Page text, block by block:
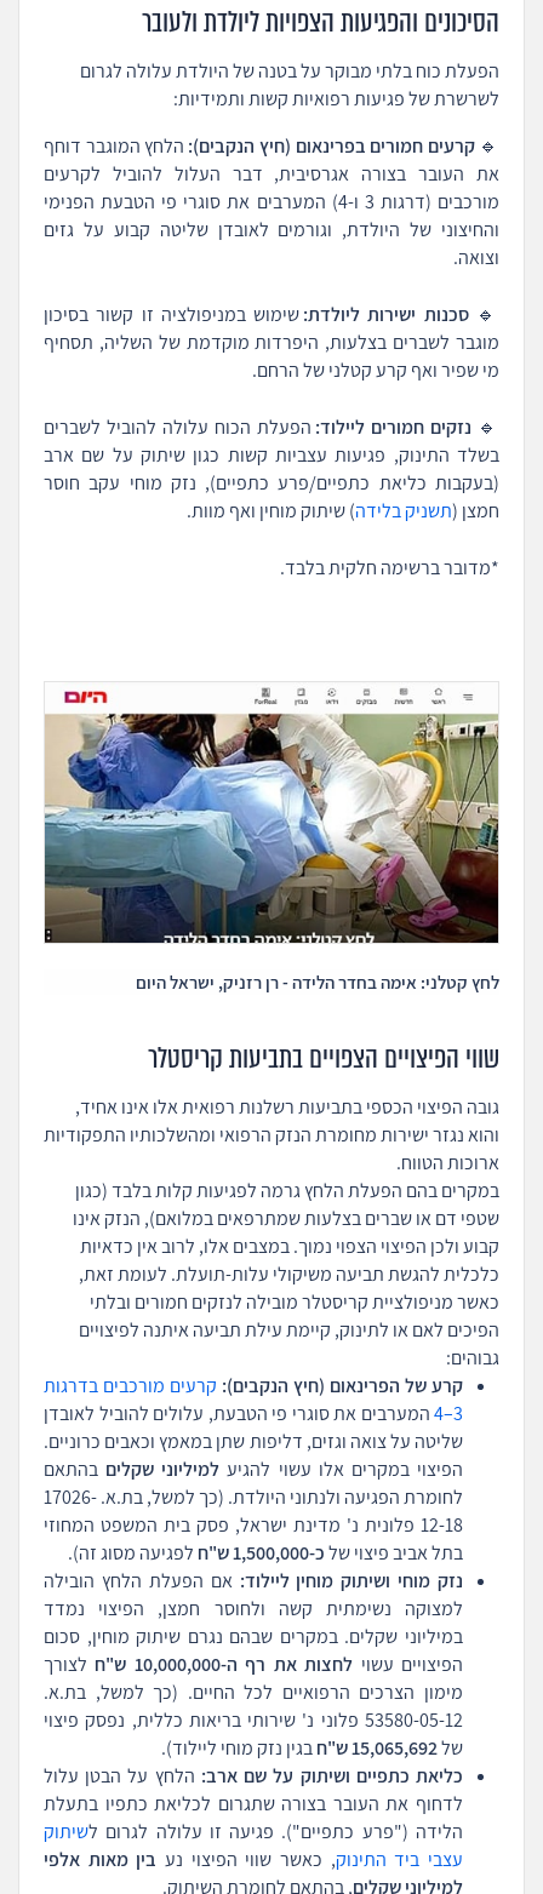
הסיכונים והפגיעות הצפויות ליולדת ולעובר
הפעלת כוח בלתי מבוקר על בטנה של היולדת עלולה לגרום
לשרשרת של פגיעות רפואיות קשות ותמידיות:
🔹קרעים חמורים בפרינאום (חיץ הנקבים): הלחץ המוגבר דוחף
את העובר בצורה אגרסיבית, דבר העלול להוביל לקרעים
מורכבים (דרגות 3 ו-4) המערבים את סוגרי פי הטבעת הפנימי
והחיצוני של היולדת, וגורמים לאובדן שליטה קבוע על גזים
וצואה.
🔹סכנות ישירות ליולדת:שימוש במניפולציה זו קשור בסיכון
מוגבר לשברים בצלעות, היפרדות מוקדמת של השליה, תסחיף
מי שפיר ואף קרע קטלני של הרחם.
🔹 נזקים חמורים ליילוד: הפעלת הכוח עלולה להוביל לשברים
בשלד התינוק, פגיעות עצביות קשות כגון שיתוק על שם ארב
(בעקבות כליאת כתפיים/פרע כתפיים), נזק מוחי עקב חוסר
חמצן (תשניק בלידה) שיתוק מוחין ואף מוות.
*מדובר ברשימה חלקית בלבד.
לחץ קטלני: אימה בחדר הלידה - רן רזניק, ישראל היום
שווי הפיצויים הצפויים בתביעות קריסטלר
גובה הפיצוי הכספי בתביעות רשלנות רפואית אלו אינו אחיד,
והוא נגזר ישירות מחומרת הנזק הרפואי ומהשלכותיו התפקודיות
ארוכות הטווח.
במקרים בהם הפעלת הלחץ גרמה לפגיעות קלות בלבד (כגון
שטפי דם או שברים בצלעות שמתרפאים במלואם), הנזק אינו
קבוע ולכן הפיצוי הצפוי נמוך. במצבים אלו, לרוב אין כדאיות
כלכלית להגשת תביעה משיקולי עלות-תועלת. לעומת זאת,
כאשר מניפולציית קריסטלר מובילה לנזקים חמורים ובלתי
הפיכים לאם או לתינוק, קיימת עילת תביעה איתנה לפיצויים
גבוהים:
קרע של הפרינאום (חיץ הנקבים): קרעים מורכבים בדרגות
3–4
המערבים את סוגרי פי הטבעת, עלולים להוביל לאובדן
שליטה על צואה וגזים, דליפות שתן במאמץ וכאבים כרוניים.
הפיצוי במקרים אלו עשוי להגיע למיליוני שקלים בהתאם
לחומרת הפגיעה ולנתוני היולדת. (כך למשל, בת.א. 17026-
12-18 פלונית נ' מדינת ישראל, פסק בית המשפט המחוזי
בתל אביב פיצוי שלכ-1,500,000 ש"ח
לפגיעה מסוג זה).
נזק מוחי ושיתוק מוחין ליילוד: אם הפעלת הלחץ הובילה
למצוקה נשימתית קשה ולחוסר חמצן, הפיצוי נמדד
במיליוני שקלים. במקרים שבהם נגרם שיתוק מוחין, סכום
הפיצויים עשוי לחצות את רף ה-10,000,000 ש"ח
לצורך
מימון הצרכים הרפואיים לכל החיים. (כך למשל, בת.א.
53580-05-12 פלוני נ' שירותי בריאות כללית, נפסק פיצוי
של15,065,692 ש"ח
בגין נזק מוחי ליילוד).
כליאת כתפיים ושיתוק על שם ארב: הלחץ על הבטן עלול
לדחוף את העובר בצורה שתגרום לכליאת כתפיו בתעלת
הלידה ("פרע כתפיים"). פגיעה זו עלולה לגרום לשיתוק
עצבי ביד התינוק, כאשר שווי הפיצוי נע בין מאות אלפי
למיליוני שקלים, בהתאם לחומרת השיתוק.